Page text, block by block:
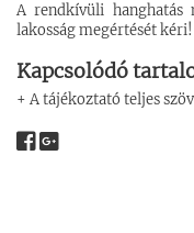
A rendkívüli hanghatás
lakosság megértését kéri!
Kapcsolódó
+ A tájékoztató teljes